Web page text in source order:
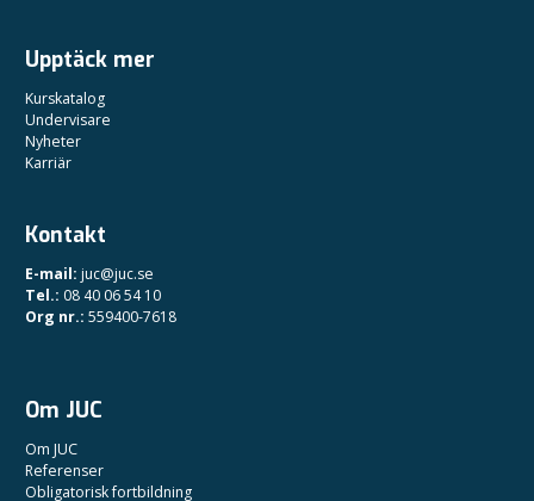
Upptäck mer
Kurskatalog
Undervisare
Nyheter
Karriär
Kontakt
E-mail: juc@juc.se
Tel.: 08 40 06 54 10
Org nr.: 559400-7618
Om JUC
Om JUC
Referenser
Obligatorisk fortbildning